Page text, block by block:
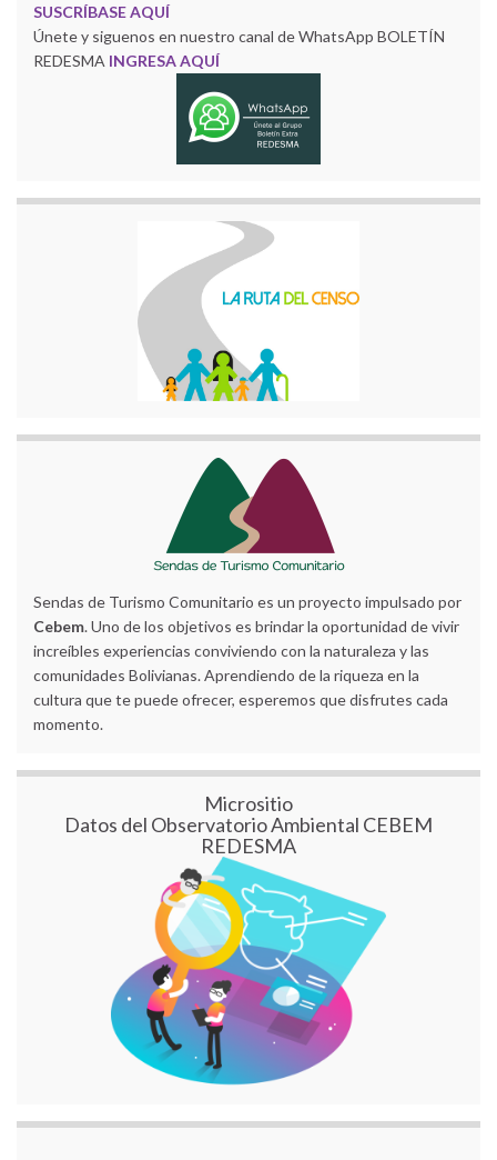
SUSCRÍBASE AQUÍ
Únete y siguenos en nuestro canal de WhatsApp BOLETÍN
REDESMA INGRESA AQUÍ
Sendas de Turismo Comunitario es un proyecto impulsado por
Cebem. Uno de los objetivos es brindar la oportunidad de vivir
increíbles experiencias conviviendo con la naturaleza y las
comunidades Bolivianas. Aprendiendo de la riqueza en la
cultura que te puede ofrecer, esperemos que disfrutes cada
momento.
Micrositio
Datos del Observatorio Ambiental CEBEM
REDESMA